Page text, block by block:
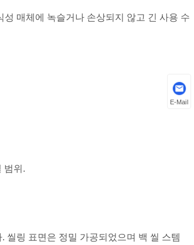
매체에 녹슬거나 손상되지 않고 긴 사용 수
범위.
씰링 표면은 정밀 가공되었으며 백 씰 스템
E-Mail